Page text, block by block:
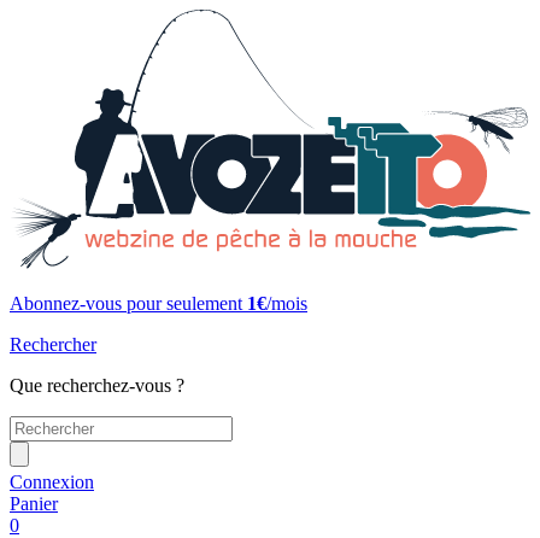
Abonnez-vous pour seulement 1€/mois
Rechercher
Que recherchez-vous ?
Connexion
Panier
0